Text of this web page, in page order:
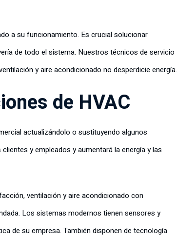
a su funcionamiento. Es crucial solucionar
de todo el sistema. Nuestros técnicos de servicio
y aire acondicionado no desperdicie energía.
de HVAC
actualizándolo o sustituyendo algunos
y empleados y aumentará la energía y las
ventilación y aire acondicionado con
Los sistemas modernos tienen sensores y
de su empresa. También disponen de tecnología